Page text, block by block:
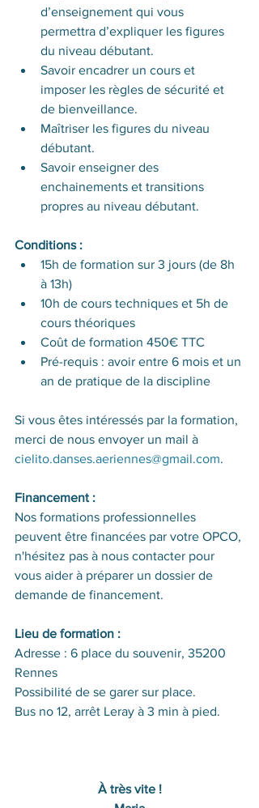
d’enseignement qui vous
permettra d’expliquer les figures
du niveau débutant.
Savoir encadrer un cours et
imposer les règles de sécurité et
de bienveillance.
Maîtriser les figures du niveau
débutant.
Savoir enseigner des
enchainements et transitions
propres au niveau débutant.
Conditions :
15h de formation sur 3 jours (de 8h
à 13h)
10h de cours techniques et 5h de
cours théoriques
Coût de formation 450€ TTC
Pré-requis : avoir entre 6 mois et un
an de pratique de la discipline
Si vous êtes intéressés par la formation,
merci de nous envoyer un mail à
cielito.danses.aeriennes@gmail.com.
Financement :
Nos formations professionnelles
peuvent être financées par votre OPCO,
n'hésitez pas à nous contacter pour
vous aider à préparer un dossier de
demande de financement.
Lieu de formation :
Adresse : 6 place du souvenir, 35200
Rennes
Possibilité de se garer sur place.
Bus no 12, arrêt Leray à 3 min à pied.
À très vite !